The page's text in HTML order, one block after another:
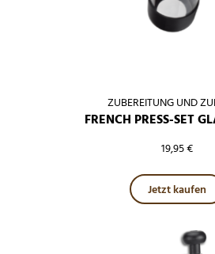
ZUBEREITUNG UND
FRENCH PRESS-SET
19,95€
Jetzt kaufen